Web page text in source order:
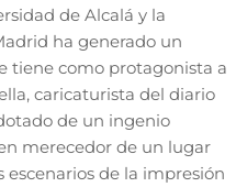
de Alcalá y la
ha generado un
tiene como protagonista a
caricaturista del diario
de un ingenio
merecedor de un lugar
de la impresión